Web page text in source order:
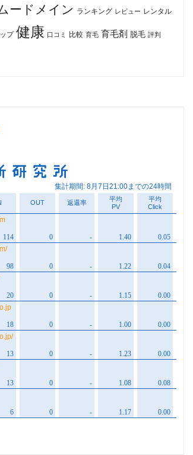
ードメイン ランキング レビュー レンタル
プ 健康 口コミ 比較 育毛 育毛剤 脱毛 評判